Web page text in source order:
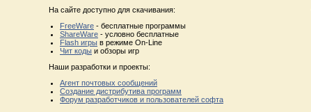
На сайте доступно для скачивания:
FreeWare - бесплатные программы
ShareWare - условно бесплатные
Flash игры в режиме On-Line
Чит коды и обзоры игр
Наши разработки и проекты:
Агент почтовых сообщений
Создание дистрибутива программ
Форум разработчиков и пользователей софта